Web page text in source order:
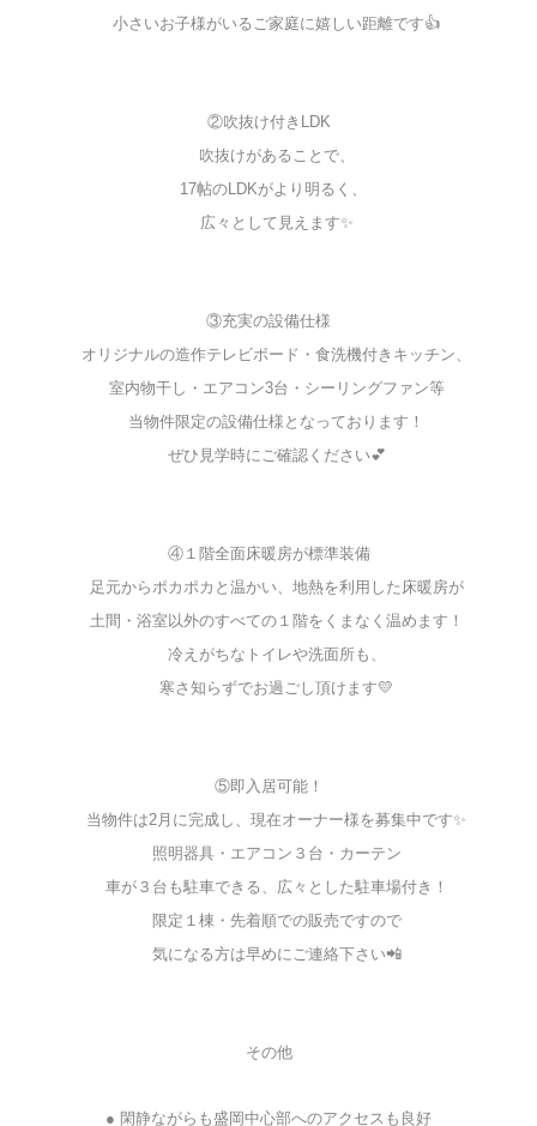
小さいお子様がいるご家庭に嬉しい距離です👍
②吹抜け付きLDK
吹抜けがあることで、
17帖のLDKがより明るく、
広々として見えます✨
③充実の設備仕様
オリジナルの造作テレビボード・食洗機付きキッチン、
室内物干し・エアコン3台・シーリングファン等
当物件限定の設備仕様となっております！
ぜひ見学時にご確認ください💕
④１階全面床暖房が標準装備
足元からポカポカと温かい、地熱を利用した床暖房が
土間・浴室以外のすべての１階をくまなく温めます！
冷えがちなトイレや洗面所も、
寒さ知らずでお過ごし頂けます💛
⑤即入居可能！
当物件は2月に完成し、現在オーナー様を募集中です✨
照明器具・エアコン３台・カーテン
車が３台も駐車できる、広々とした駐車場付き！
限定１棟・先着順での販売ですので
気になる方は早めにご連絡下さい📲
その他
● 閑静ながらも盛岡中心部へのアクセスも良好